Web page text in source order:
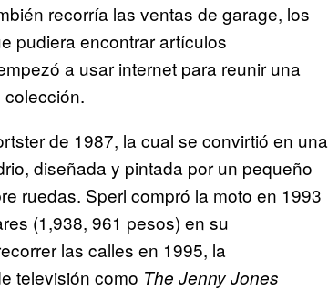
recorría las ventas de garage, los
pudiera encontrar artículos
a usar internet para reunir una
de 1987, la cual se convirtió en una
diseñada y pintada por un pequeño
ruedas. Sperl compró la moto en 1993
(1,938, 961 pesos) en su
las calles en 1995, la
televisión como The Jenny Jones